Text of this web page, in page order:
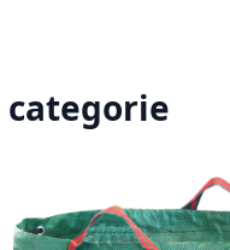
categorie